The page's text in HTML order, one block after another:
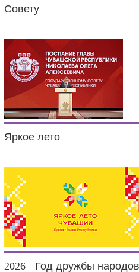
Совету
Яркое лето
2026 - Год дружбы народов